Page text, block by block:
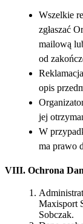
Wszelkie
zgłaszać
mailową
od
opis
jej
W
ma prawo
VIII. Ochrona
Maxisport
Sobczak.